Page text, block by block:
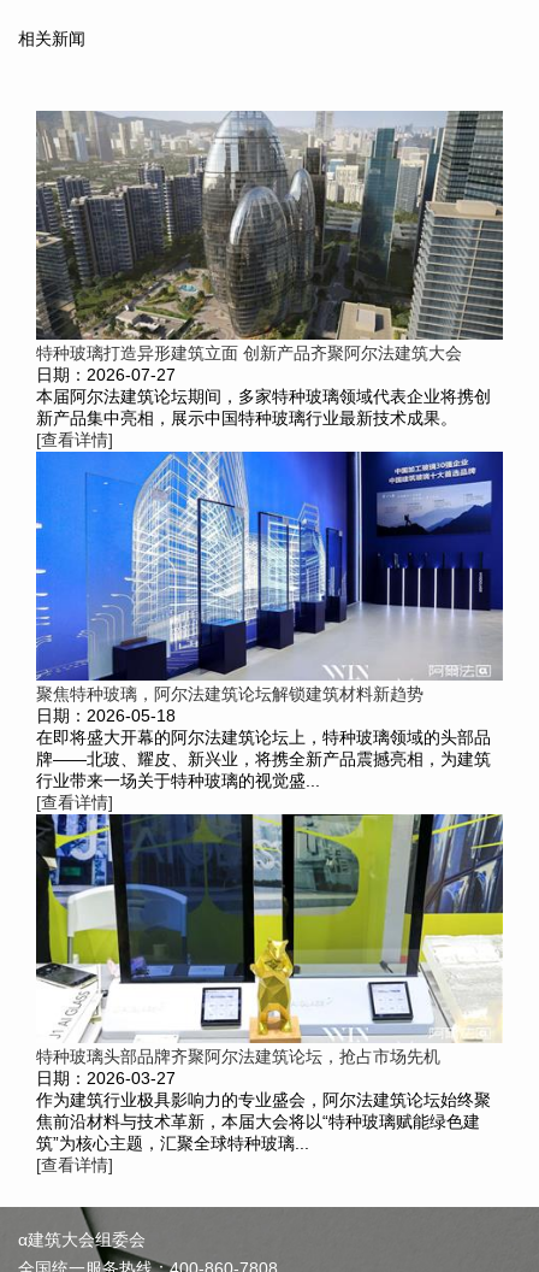
相关新闻
特种玻璃打造异形建筑立面 创新产品齐聚阿尔法建筑大会
日期：2026-07-27
本届阿尔法建筑论坛期间，多家特种玻璃领域代表企业将携创
新产品集中亮相，展示中国特种玻璃行业最新技术成果。
[查看详情]
聚焦特种玻璃，阿尔法建筑论坛解锁建筑材料新趋势
日期：2026-05-18
在即将盛大开幕的阿尔法建筑论坛上，特种玻璃领域的头部品
牌——北玻、耀皮、新兴业，将携全新产品震撼亮相，为建筑
行业带来一场关于特种玻璃的视觉盛...
[查看详情]
特种玻璃头部品牌齐聚阿尔法建筑论坛，抢占市场先机
日期：2026-03-27
作为建筑行业极具影响力的专业盛会，阿尔法建筑论坛始终聚
焦前沿材料与技术革新，本届大会将以“特种玻璃赋能绿色建
筑”为核心主题，汇聚全球特种玻璃...
[查看详情]
α建筑大会组委会
全国统一服务热线：400-860-7808